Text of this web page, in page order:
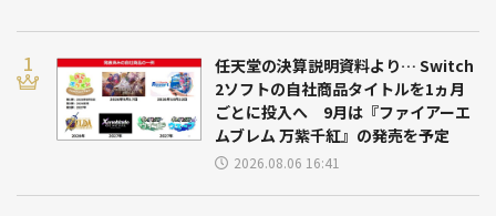
任天堂の決算説明資料より… Switch
2ソフトの自社商品タイトルを1ヵ月
ごとに投入へ 9月は『ファイアーエ
ムブレム 万紫千紅』の発売を予定
2026.08.06 16:41